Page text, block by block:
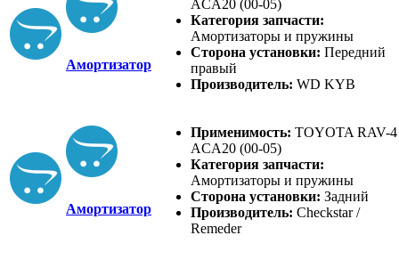
Амортизатор
ACA20 (00-05)
Категория запчасти:
Амортизаторы и пружины
Сторона установки: Передний
правый
Производитель: WD KYB
Амортизатор
Применимость: TOYOTA RAV-4
ACA20 (00-05)
Категория запчасти:
Амортизаторы и пружины
Сторона установки: Задний
Производитель: Checkstar /
Remeder